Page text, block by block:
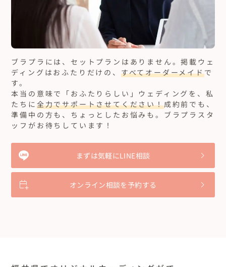
ブラプラには、セットプランはありません。掲載ウェ
ディングはおふたりだけの、 すべてオーダーメイドで
す。
本当の意味で「おふたりらしい」ウェディングを、私
たちに 全力でサポートさせてください！成約前でも、
準備中の方も、ちょっとしたお悩みも。ブラプラスタ
ッフがお待ちしています！
まずは気軽にLINE相談
オンライン相談を予約する